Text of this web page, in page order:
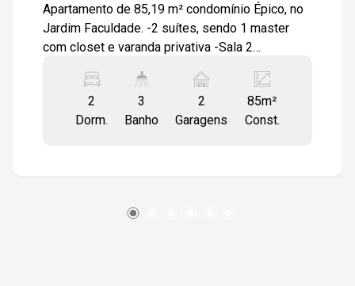
15:00
16:00
Apartamento de 85,19 m² condomínio Épico, no
Jardim Faculdade. -2 suítes, sendo 1 master
com closet e varanda privativa -Sala 2
possibilidade de espaço gourmet -Lavabo -Área
de serviço -Infraestrutura para ar-condicionado -
Tomadas USB nos dormitórios -Persianas
contemporânea, ambientes amplos e
2
Dorm.
3
Banho
2
Garagens
85m²
Const.